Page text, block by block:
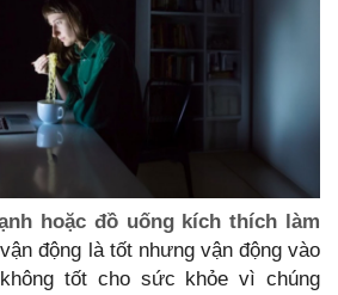
hoặc đồ uống kích thích làm
động là tốt nhưng vận động vào
tốt cho sức khỏe vì chúng